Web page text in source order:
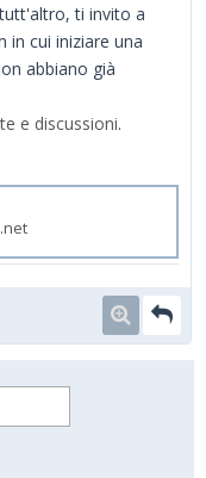
ti invito a
in cui iniziare una
abbiano già
e discussioni.